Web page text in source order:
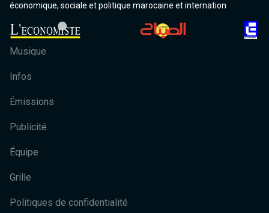
économique, sociale et politique marocaine et internation
Musique
Infos
Émissions
Publicité
Équipe
Grille
Politiques de confidentialité